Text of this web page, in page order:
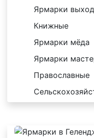
Ярмарки
Книжные
Ярмарки мёда
Ярмарки
Православные